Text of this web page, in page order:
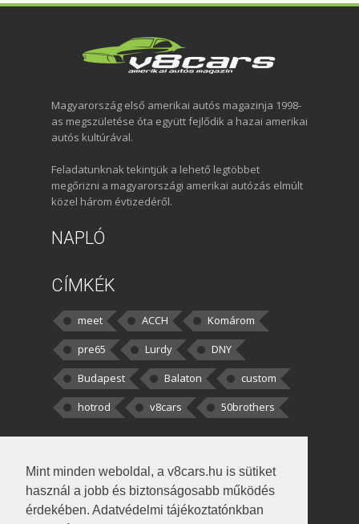
Mint minden weboldal, a v8cars.hu is sütiket
használ a jobb és biztonságosabb működés
érdekében. Adatvédelmi tájékoztatónkban
Magyarország első amerikai autós magazinja 1998-
as megszületése óta együtt fejlődik a hazai amerikai
autós kultúrával.
Feladatunknak tekintjük a lehető legtöbbet
megőrizni a magyarországi amerikai autózás elmúlt
közel három évtizedéről.
NAPLÓ
CÍMKÉK
meet ACCH
Komárom
pre65
Lurdy
DNY
Budapest
Balaton
custom
hotrod
v8cars 50brothers
kortisz:Elszúrtam! Én csak két
darabbaal számoltam. Nem tudtam, hogy fél autót,